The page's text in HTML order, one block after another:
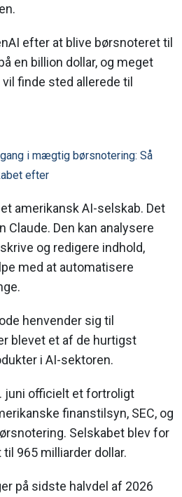
efter at blive børsnoteret til
en billion dollar, og meget
finde sted allerede til
i mægtig børsnotering: Så
efter
amerikansk AI-selskab. Det
Claude. Den kan analysere
og redigere indhold,
med at automatisere
henvender sig til
blevet et af de hurtigst
i AI-sektoren.
juni officielt et fortroligt
finanstilsyn, SEC, og
Selskabet blev for
965 milliarder dollar.
på sidste halvdel af 2026